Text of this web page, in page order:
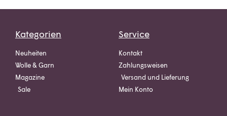
Kategorien
Neuheiten
Wolle & Garn
Magazine
Sale
Service
Kontakt
Zahlungsweisen
Versand und Lieferung
Mein Konto